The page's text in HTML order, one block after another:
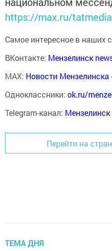
https://max.ru/tatmedia
Самое интересное в наших
ВКонтакте: Мензелинск
MAX: Новости Мензелинска
Одноклассники: ok.ru/
Telegram-канал:
Перейти на
ТЕМА ДНЯ